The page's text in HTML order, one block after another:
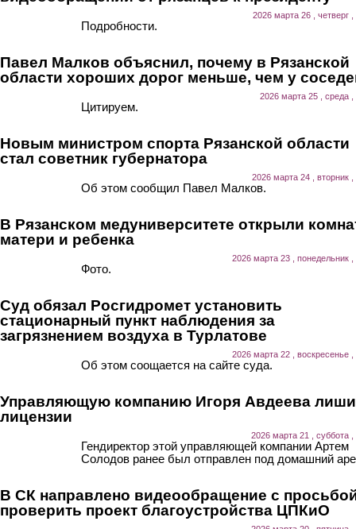
2026 марта 26 , четверг ,
Подробности.
Павел Малков объяснил, почему в Рязанской
области хороших дорог меньше, чем у
2026 марта 25 , среда ,
Цитируем.
Новым министром спорта Рязанской области
стал советник губернатора
2026 марта 24 , вторник ,
Об этом сообщил Павел Малков.
В Рязанском медуниверситете открыли
матери и ребенка
2026 марта 23 , понедельник ,
Фото.
Суд обязал Росгидромет установить
стационарный пункт наблюдения за
загрязнением воздуха в Турлатове
2026 марта 22 , воскресенье ,
Об этом соощается на сайте суда.
Управляющую компанию Игоря Авдеева
лицензии
2026 марта 21 , суббота ,
Гендиректор этой управляющей компании Артем
Солодов ранее был отправлен под домашний
В СК направлено видеообращение с
проверить проект благоустройства ЦПКиО